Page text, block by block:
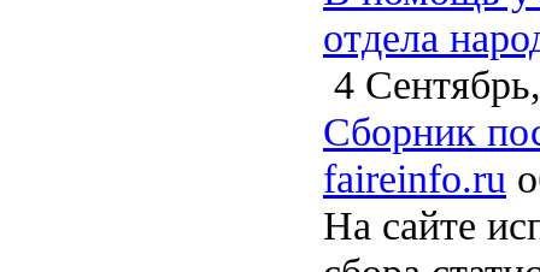
отдела
4
Сборник
faireinfo.ru
На сайте